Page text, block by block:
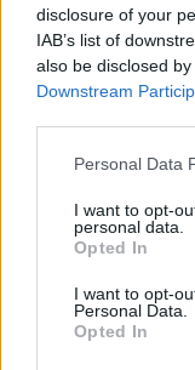
disclosure of your
IAB’s list of
also be disclosed
Downstream
Personal Data
I want to opt-
personal data.
Opted In
I want to opt-
Personal Data.
Opted In